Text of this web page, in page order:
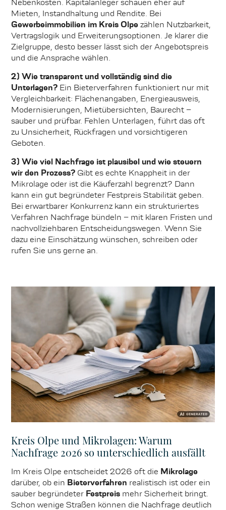
Nebenkosten. Kapitalanleger schauen eher auf
Mieten, Instandhaltung und Rendite. Bei
Gewerbeimmobilien im Kreis Olpe zählen Nutzbarkeit,
Vertragslogik und Erweiterungsoptionen. Je klarer die
Zielgruppe, desto besser lässt sich der Angebotspreis
und die Ansprache wählen.
2) Wie transparent und vollständig sind die
Unterlagen? Ein Bieterverfahren funktioniert nur mit
Vergleichbarkeit: Flächenangaben, Energieausweis,
Modernisierungen, Mietübersichten, Baurecht –
sauber und prüfbar. Fehlen Unterlagen, führt das oft
zu Unsicherheit, Rückfragen und vorsichtigeren
Geboten.
3) Wie viel Nachfrage ist plausibel und wie steuern
wir den Prozess? Gibt es echte Knappheit in der
Mikrolage oder ist die Käuferzahl begrenzt? Dann
kann ein gut begründeter Festpreis Stabilität geben.
Bei erwartbarer Konkurrenz kann ein strukturiertes
Verfahren Nachfrage bündeln – mit klaren Fristen und
nachvollziehbaren Entscheidungswegen. Wenn Sie
dazu eine Einschätzung wünschen, schreiben oder
rufen Sie uns gerne an.
Kreis Olpe und Mikrolagen: Warum
Nachfrage 2026 so unterschiedlich ausfällt
Im Kreis Olpe entscheidet 2026 oft die Mikrolage
darüber, ob ein Bieterverfahren realistisch ist oder ein
sauber begründeter Festpreis mehr Sicherheit bringt.
Schon wenige Straßen können die Nachfrage deutlich